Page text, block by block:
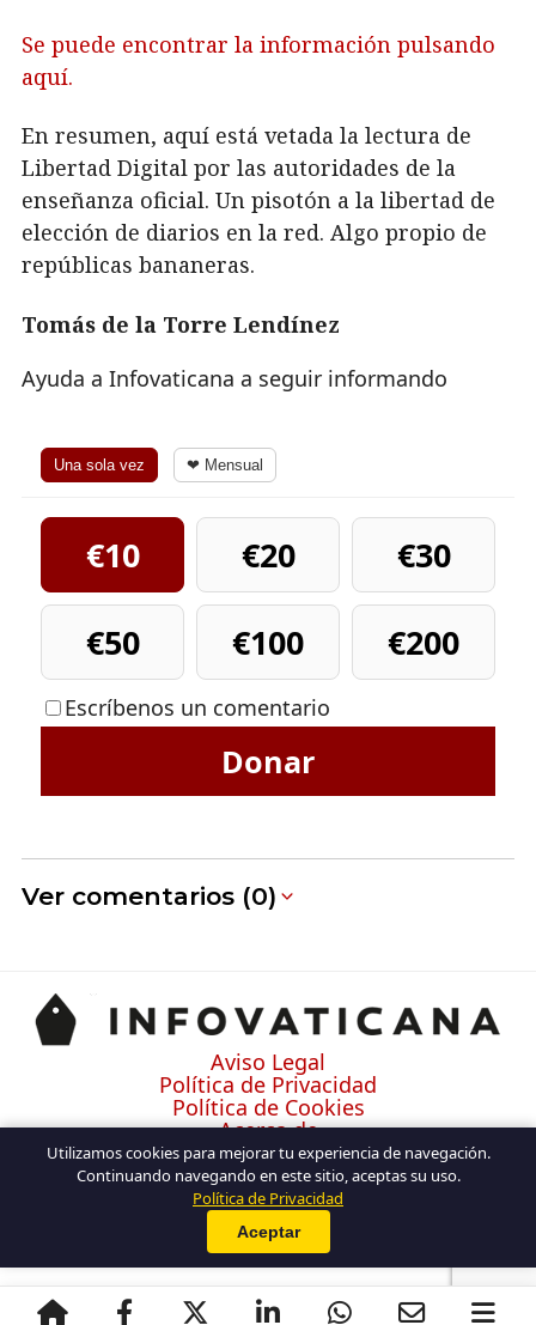
Se puede encontrar la información pulsando
aquí.
En resumen, aquí está vetada la lectura de
Libertad Digital por las autoridades de la
enseñanza oficial. Un pisotón a la libertad de
elección de diarios en la red. Algo propio de
repúblicas bananeras.
Tomás de la Torre Lendínez
Ayuda a Infovaticana a seguir informando
Una sola vez ❤ Mensual
€10 €20
€30
€50
€100 €200
Escríbenos un comentario
Donar
Ver comentarios (0)
Aviso Legal
Política de Privacidad
Política de Cookies
Acerca de
Contacto
Utilizamos cookies para mejorar tu experiencia de navegación.
Continuando navegando en este sitio, aceptas su uso.
Política de Privacidad
Aceptar